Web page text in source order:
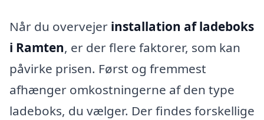
Når du overvejer installation af ladeboks
i Ramten, er der flere faktorer, som kan
påvirke prisen. Først og fremmest
afhænger omkostningerne af den type
ladeboks, du vælger. Der findes forskellige